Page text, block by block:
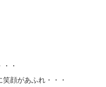
・
顔があふれ・・・